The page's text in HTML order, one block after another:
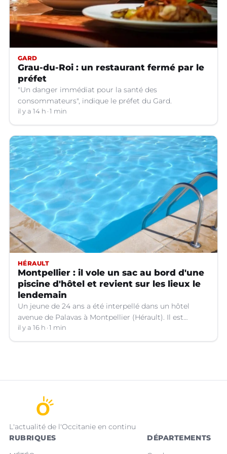
GARD
Grau-du-Roi : un restaurant fermé par le
préfet
"Un danger immédiat pour la santé des
consommateurs", indique le préfet du Gard.
il y a 14 h 1 min
HÉRAULT
Montpellier : il vole un sac au bord d'une
piscine d'hôtel et revient sur les lieux le
lendemain
Un jeune de 24 ans a été interpellé dans un hôtel
avenue de Palavas à Montpellier (Hérault). Il est
suspecté d'avoir volé le sac d'une cliente.
il y a 16 h 1 min
L'actualité de l'Occitanie en continu
RUBRIQUES
DÉPARTEMENTS